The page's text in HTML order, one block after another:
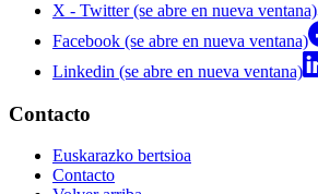
X - Twitter (se abre en nueva ventana)
Facebook (se abre en nueva ventana)
Linkedin (se abre en nueva ventana)
Contacto
Euskarazko bertsioa
Contacto